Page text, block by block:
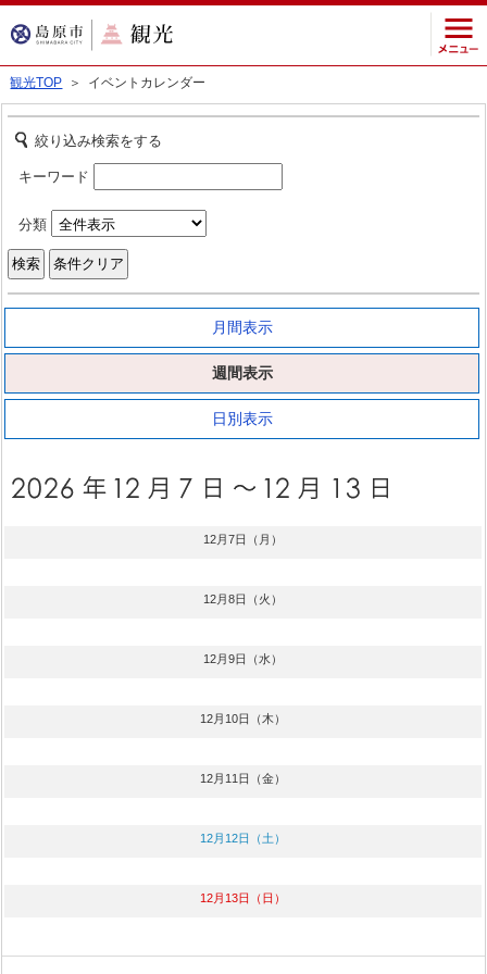
観光TOP ＞ イベントカレンダー
絞り込み検索をする
キーワード
分類
月間表示
週間表示
日別表示
12月7日（月）
12月8日（火）
12月9日（水）
12月10日（木）
12月11日（金）
12月12日（土）
12月13日（日）